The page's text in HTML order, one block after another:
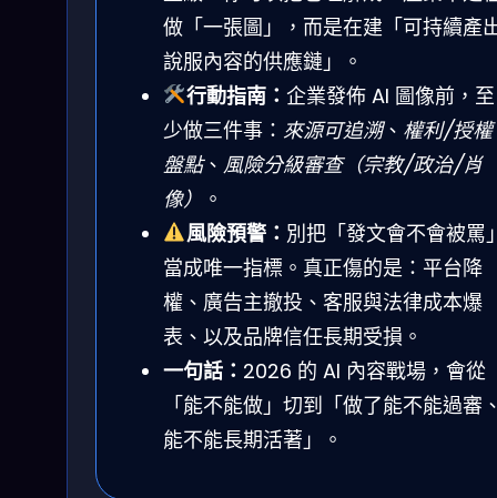
做「一張圖」，而是在建「可持續產
說服內容的供應鏈」。
行動指南： 企業發佈 AI 圖像前，至
少做三件事： 來源可追溯、 權利/授權
盤點、 風險分級審查（宗教/政治/肖
像）
。
風險預警： 別把「發文會不會被罵
當成唯一指標。真正傷的是：平台降
權、廣告主撤投、客服與法律成本爆
表、以及品牌信任長期受損。
一句話： 2026 的 AI 內容戰場，會從
「能不能做」切到「做了能不能過審
能不能長期活著」。